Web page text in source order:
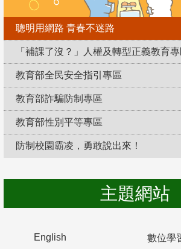
聰明用網路 青春不迷路
「補課了沒？」人權及轉型正義教育
教育部全民安全指引專區
教育部詐騙防制專區
教育部性別平等專區
防制校園霸凌，勇敢說出來！
主題網站
English 數位學